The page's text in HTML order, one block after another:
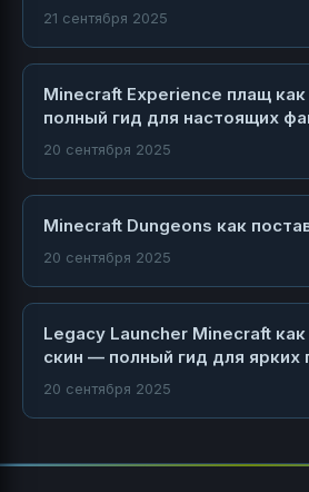
21 сентября 2025
Minecraft Experience плащ
полный гид для настоящих
20 сентября 2025
Minecraft Dungeons как
20 сентября 2025
Legacy Launcher Minecraft как
скин — полный гид для ярких
20 сентября 2025